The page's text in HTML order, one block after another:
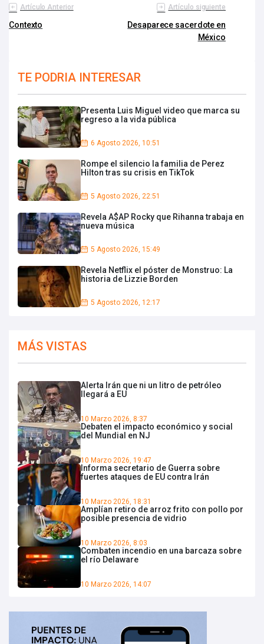
Artículo Anterior
Contexto
Artículo siguiente
Desaparece sacerdote en
México
TE PODRIA INTERESAR
Presenta Luis Miguel video que marca su
regreso a la vida pública
6 Agosto 2026, 10:51
Rompe el silencio la familia de Perez
Hilton tras su crisis en TikTok
5 Agosto 2026, 22:51
Revela A$AP Rocky que Rihanna trabaja en
nueva música
5 Agosto 2026, 15:49
Revela Netflix el póster de Monstruo: La
historia de Lizzie Borden
5 Agosto 2026, 12:17
MÁS VISTAS
Alerta Irán que ni un litro de petróleo
llegará a EU
10 Marzo 2026, 8:37
Debaten el impacto económico y social
del Mundial en NJ
10 Marzo 2026, 19:47
Informa secretario de Guerra sobre
fuertes ataques de EU contra Irán
10 Marzo 2026, 18:31
Amplían retiro de arroz frito con pollo por
posible presencia de vidrio
10 Marzo 2026, 8:03
Combaten incendio en una barcaza sobre
el río Delaware
10 Marzo 2026, 14:07